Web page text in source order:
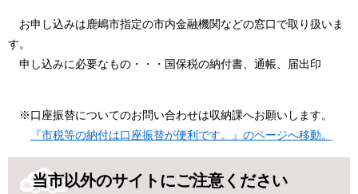
お申し込みは鹿嶋市指定の市内金融機関などの窓口で取り扱いま
す。
申し込みに必要なもの・・・国保税の納付書、通帳、届出印
※口座振替についてのお問い合わせは収納課へお願いします。
『市税等の納付は口座振替が便利です。』のページへ移動。
当市以外のサイトにご注意ください